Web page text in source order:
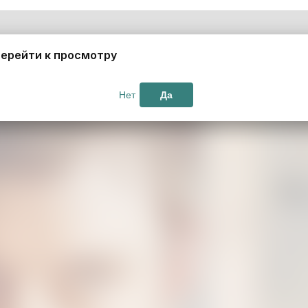
к просмотру
Нет Да